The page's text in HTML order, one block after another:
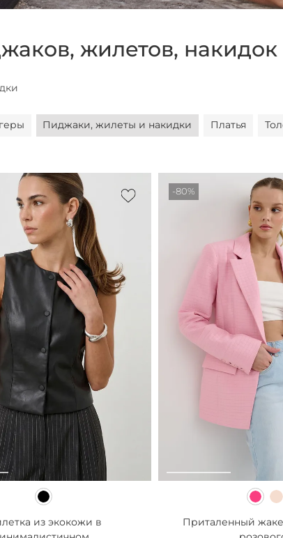
жилетов, накидок
Пиджаки, жилеты и накидки Платья
из экокожи в
-80%
Приталенный